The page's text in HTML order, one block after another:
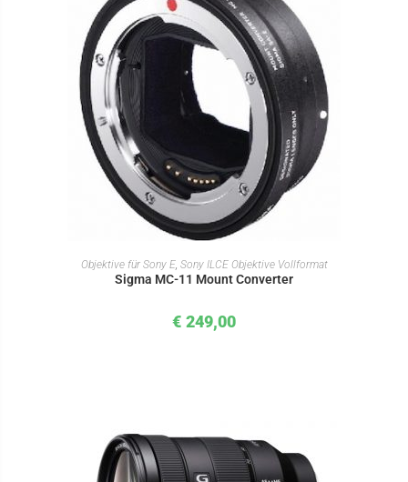
IN DEN WARENKORB
Objektive für Sony E, Sony ILCE Objektive Vollformat
Sigma MC-11 Mount Converter
€ 249,00